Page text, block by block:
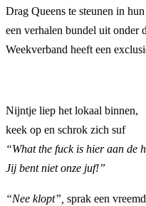
Drag Queens te steunen in
een verhalen bundel uit onder
Weekverband heeft een
Nijntje liep het lokaal binnen,
keek op en schrok zich suf
“What the fuck is hier aan de
Jij bent niet onze juf!”
“Nee klopt”, sprak een